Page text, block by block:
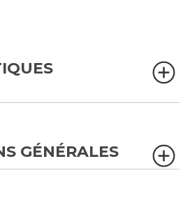
GÉNÉRALES